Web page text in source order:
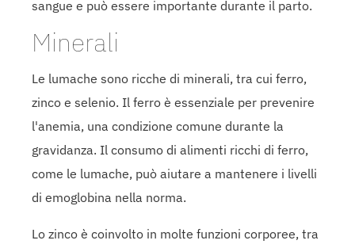
sangue e può essere importante durante il parto.
Minerali
Le lumache sono ricche di minerali, tra cui ferro,
zinco e selenio. Il ferro è essenziale per prevenire
l'anemia, una condizione comune durante la
gravidanza. Il consumo di alimenti ricchi di ferro,
come le lumache, può aiutare a mantenere i livelli
di emoglobina nella norma.
Lo zinco è coinvolto in molte funzioni corporee, tra